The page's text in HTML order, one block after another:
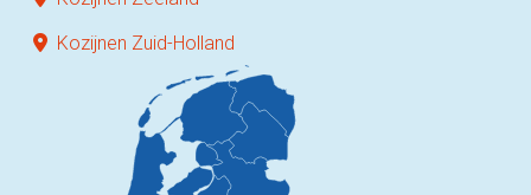
Kozijnen Zuid-Holland